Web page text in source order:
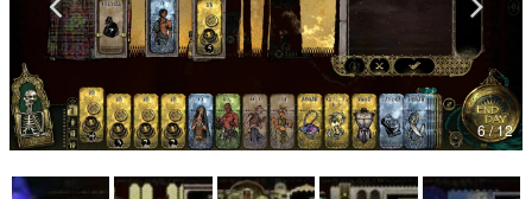
カテゴリ
特集記事
マンガ
女性向け
6 / 12